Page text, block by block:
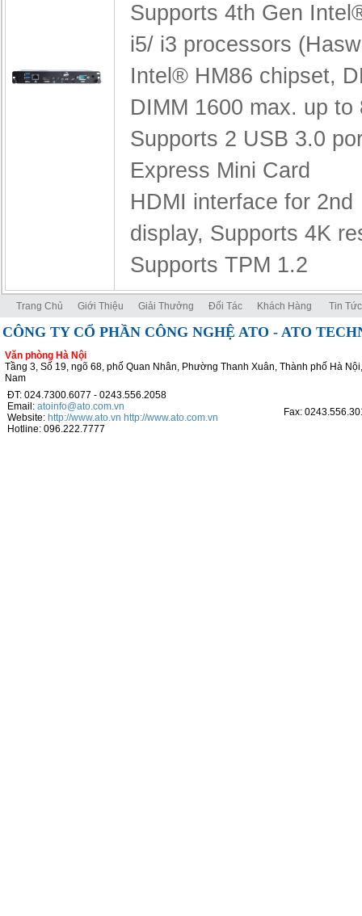
Supports 4th Gen
i5/ i3 processors
Intel® HM86 chipset,
DIMM 1600 max. up to
Supports 2 USB 3.0
Express Mini Card
HDMI interface for 2nd
display, Supports 4K
Supports TPM 1.2
Trang Chủ Giới Thiệu Giải Thưởng Đối Tác Khách Hàng Tin Tức
CÔNG TY CỔ PHẦN CÔNG NGHỆ ATO - ATO
Văn phòng Hà Nội
Tầng 3, Số 19, ngõ 68, phố Quan Nhân, Phường Thanh Xuân, Thành phố Hà
Nam
ĐT: 024.7300.6077 - 0243.556.2058
Email: atoinfo@ato.com.vn
Website: http://www.ato.vn http://www.ato.com.vn
Hotline: 096.222.7777
Fax: